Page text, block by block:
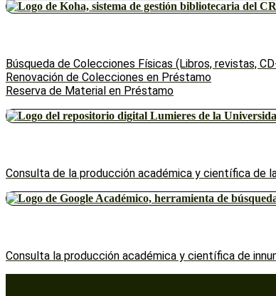
Búsqueda de Colecciones Físicas (Libros, revistas,
Renovación de Colecciones en Préstamo
Reserva de Material en Préstamo
Consulta de la producción académica y científica de
Consulta la producción académica y científica de